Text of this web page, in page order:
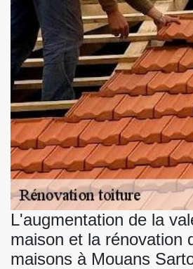
L'augmentation de la
maison et la rénovation
maisons à Mouans